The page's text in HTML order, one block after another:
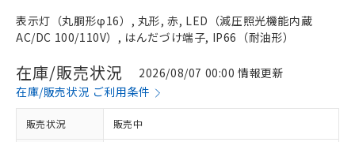
表示灯（丸胴形φ16）, 丸形, 赤, LED（減圧照光機能内蔵
AC/DC 100/110V）, はんだづけ端子, IP66（耐油形）
在庫/販売状況
2026/08/07 00:00 情報更新
在庫/販売状況 ご利用条件
販売状況 販売中